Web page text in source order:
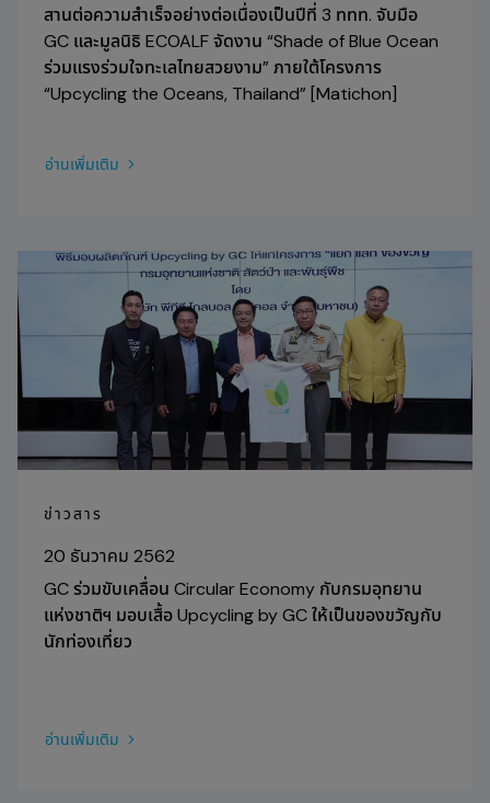
สานต่อความสำเร็จอย่างต่อเนื่องเป็นปีที่ 3 ททท. จับมือ
GC และมูลนิธิ ECOALF จัดงาน “Shade of Blue Ocean
ร่วมแรงร่วมใจทะเลไทยสวยงาม” ภายใต้โครงการ
“Upcycling the Oceans, Thailand” [Matichon]
อ่านเพิ่มเติม
ข่าวสาร
20 ธันวาคม 2562
GC ร่วมขับเคลื่อน Circular Economy กับกรมอุทยาน
แห่งชาติฯ มอบเสื้อ Upcycling by GC ให้เป็นของขวัญกับ
นักท่องเที่ยว
อ่านเพิ่มเติม